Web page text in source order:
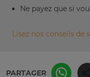
Ne payez que si
Lisez nos conseils de
PARTAGER